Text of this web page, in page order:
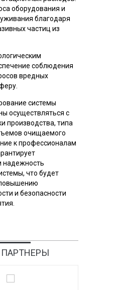
оборудования и
благодаря
частиц из
соблюдения
вредных
системы
осуществляться с
производства, типа
очищаемого
к профессионалам
надежность
что будет
и безопасности